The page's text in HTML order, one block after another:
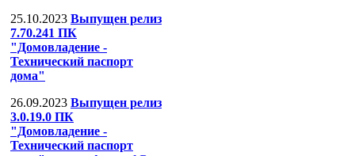
25.10.2023 Выпущен релиз
7.70.241 ПК
"Домовладение -
Технический паспорт
дома"
26.09.2023 Выпущен релиз
3.0.19.0 ПК
"Домовладение -
Технический паспорт